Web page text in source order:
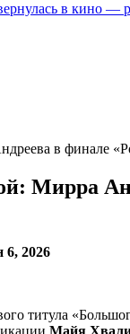
в кино
в финале
Мирра
2026
титула
Майя